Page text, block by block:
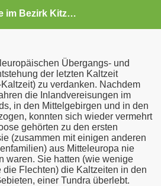
Moore im Bezirk Kitzbühel
Übergangs- und
der letzten Kaltzeit
zu verdanken. Nachdem
die Inlandvereisungen im
in den Mittelgebirgen und in den
konnten sich wieder vermehrt
gehörten zu den ersten
(zusammen mit einigen anderen
aus Mitteleuropa nie
waren. Sie hatten (wie wenige
Flechten) die Kaltzeiten in den
einer Tundra überlebt.